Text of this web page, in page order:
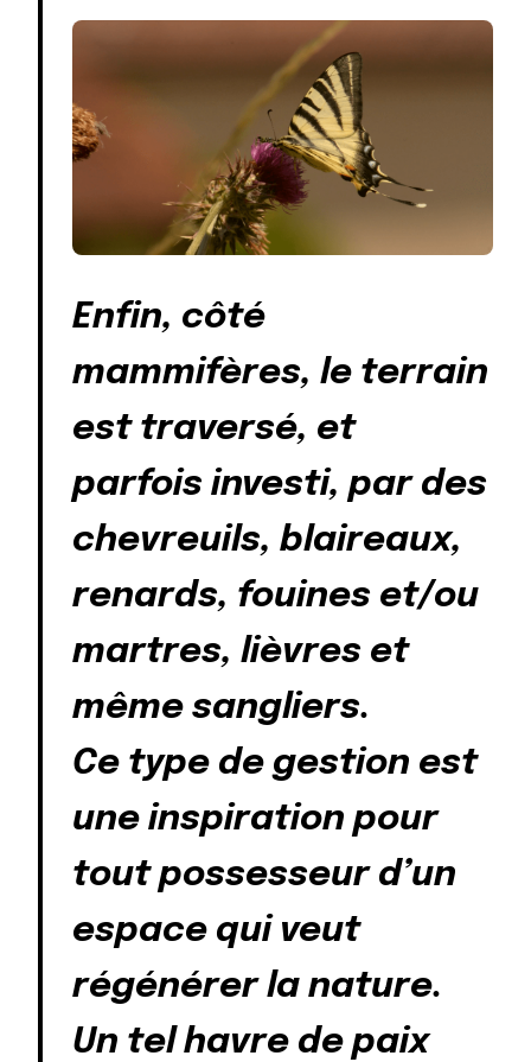
Enfin, côté
mammifères, le terrain
est traversé, et
parfois investi, par des
chevreuils, blaireaux,
renards, fouines et/ou
martres, lièvres et
même sangliers.
Ce type de gestion est
une inspiration pour
tout possesseur d’un
espace qui veut
régénérer la nature.
Un tel havre de paix